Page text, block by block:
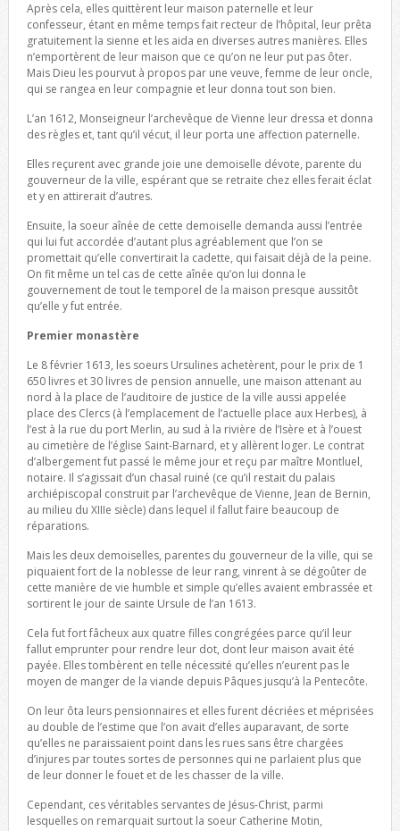
Après cela, elles quittèrent leur maison paternelle et leur
confesseur, étant en même temps fait recteur de l’hôpital, leur prêta
gratuitement la sienne et les aida en diverses autres manières. Elles
n’emportèrent de leur maison que ce qu’on ne leur put pas ôter.
Mais Dieu les pourvut à propos par une veuve, femme de leur oncle,
qui se rangea en leur compagnie et leur donna tout son bien.
L’an 1612, Monseigneur l’archevêque de Vienne leur dressa et donna
des règles et, tant qu’il vécut, il leur porta une affection paternelle.
Elles reçurent avec grande joie une demoiselle dévote, parente du
gouverneur de la ville, espérant que se retraite chez elles ferait éclat
et y en attirerait d’autres.
Ensuite, la soeur aînée de cette demoiselle demanda aussi l’entrée
qui lui fut accordée d’autant plus agréablement que l’on se
promettait qu’elle convertirait la cadette, qui faisait déjà de la peine.
On fit même un tel cas de cette aînée qu’on lui donna le
gouvernement de tout le temporel de la maison presque aussitôt
qu’elle y fut entrée.
Premier monastère
Le 8 février 1613, les soeurs Ursulines achetèrent, pour le prix de 1
650 livres et 30 livres de pension annuelle, une maison attenant au
nord à la place de l’auditoire de justice de la ville aussi appelée
place des Clercs (à l’emplacement de l’actuelle place aux Herbes), à
l’est à la rue du port Merlin, au sud à la rivière de l’Isère et à l’ouest
au cimetière de l’église Saint-Barnard, et y allèrent loger. Le contrat
d’albergement fut passé le même jour et reçu par maître Montluel,
notaire. Il s’agissait d’un chasal ruiné (ce qu’il restait du palais
archiépiscopal construit par l’archevêque de Vienne, Jean de Bernin,
au milieu du XIIIe siècle) dans lequel il fallut faire beaucoup de
réparations.
Mais les deux demoiselles, parentes du gouverneur de la ville, qui se
piquaient fort de la noblesse de leur rang, vinrent à se dégoûter de
cette manière de vie humble et simple qu’elles avaient embrassée et
sortirent le jour de sainte Ursule de l’an 1613.
Cela fut fort fâcheux aux quatre filles congrégées parce qu’il leur
fallut emprunter pour rendre leur dot, dont leur maison avait été
payée. Elles tombèrent en telle nécessité qu’elles n’eurent pas le
moyen de manger de la viande depuis Pâques jusqu’à la Pentecôte.
On leur ôta leurs pensionnaires et elles furent décriées et méprisées
au double de l’estime que l’on avait d’elles auparavant, de sorte
qu’elles ne paraissaient point dans les rues sans être chargées
d’injures par toutes sortes de personnes qui ne parlaient plus que
de leur donner le fouet et de les chasser de la ville.
Cependant, ces véritables servantes de Jésus-Christ, parmi
lesquelles on remarquait surtout la soeur Catherine Motin,